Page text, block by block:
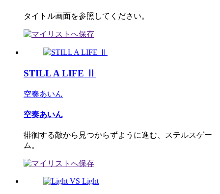
タイトル画面を参照してください。
STILL A LIFE Ⅱ
空奏あいん
空奏あいん
徘徊する敵から見つからずように進む、ステルスゲー
ム。